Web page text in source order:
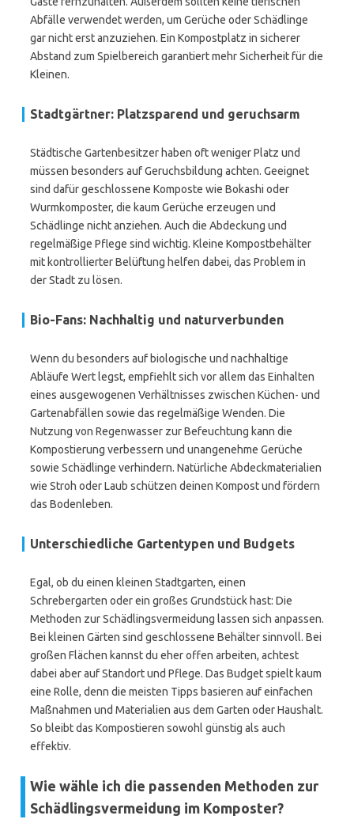
Abfälle verwendet werden, um Gerüche oder Schädlinge
gar nicht erst anzuziehen. Ein Kompostplatz in sicherer
Abstand zum Spielbereich garantiert mehr Sicherheit für die
Kleinen.
Stadtgärtner: Platzsparend und geruchsarm
Städtische Gartenbesitzer haben oft weniger Platz und
müssen besonders auf Geruchsbildung achten. Geeignet
sind dafür geschlossene Komposte wie Bokashi oder
Wurmkomposter, die kaum Gerüche erzeugen und
Schädlinge nicht anziehen. Auch die Abdeckung und
regelmäßige Pflege sind wichtig. Kleine Kompostbehälter
mit kontrollierter Belüftung helfen dabei, das Problem in
der Stadt zu lösen.
Bio-Fans: Nachhaltig und naturverbunden
Wenn du besonders auf biologische und nachhaltige
Abläufe Wert legst, empfiehlt sich vor allem das Einhalten
eines ausgewogenen Verhältnisses zwischen Küchen- und
Gartenabfällen sowie das regelmäßige Wenden. Die
Nutzung von Regenwasser zur Befeuchtung kann die
Kompostierung verbessern und unangenehme Gerüche
sowie Schädlinge verhindern. Natürliche Abdeckmaterialien
wie Stroh oder Laub schützen deinen Kompost und fördern
das Bodenleben.
Unterschiedliche Gartentypen und Budgets
Egal, ob du einen kleinen Stadtgarten, einen
Schrebergarten oder ein großes Grundstück hast: Die
Methoden zur Schädlingsvermeidung lassen sich anpassen.
Bei kleinen Gärten sind geschlossene Behälter sinnvoll. Bei
großen Flächen kannst du eher offen arbeiten, achtest
dabei aber auf Standort und Pflege. Das Budget spielt kaum
eine Rolle, denn die meisten Tipps basieren auf einfachen
Maßnahmen und Materialien aus dem Garten oder Haushalt.
So bleibt das Kompostieren sowohl günstig als auch
effektiv.
Wie wähle ich die passenden Methoden zur
Schädlingsvermeidung im Komposter?